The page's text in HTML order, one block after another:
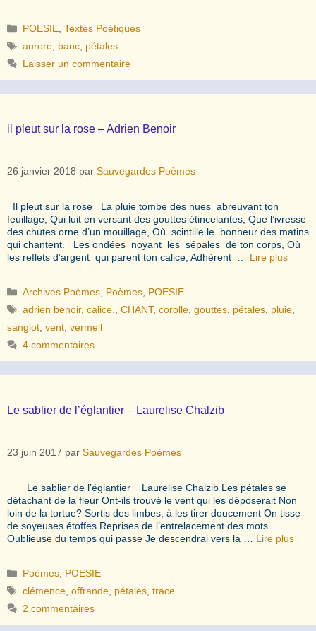
Catégories
POESIE ,Textes Poétiques
Étiquettes
aurore banc pétales
Laisser un commentaire
il pleut sur la rose – Adrien Benoir
26 janvier 2018 par Sauvegardes Poèmes
Il pleut sur la rose La pluie tombe des nues abreuvant ton
feuillage, Qui luit en versant des gouttes étincelantes, Que l’ivresse
des chutes orne d’un mouillage, Où scintille le bonheur des matins
qui chantent. Les ondées noyant les sépales de ton corps, Où
les reflets d’argent qui parent ton calice, Adhèrent … Lire plus
Catégories
Archives Poèmes Poèmes POESIE
Étiquettes
adrien benoir,calice. ,CHANT,corolle ,gouttes pétales pluie
sanglot vent vermeil
4 commentaires
Le sablier de l’églantier – Laurelise Chalzib
23 juin 2017 par Sauvegardes Poèmes
Le sablier de l’églantier Laurelise Chalzib Les pétales se
détachant de la fleur Ont-ils trouvé le vent qui les déposerait Non
loin de la tortue? Sortis des limbes, à les tirer doucement On tisse
de soyeuses étoffes Reprises de l’entrelacement des mots
Oublieuse du temps qui passe Je descendrai vers la … Lire plus
Catégories
Poèmes POESIE
Étiquettes
clémence ,offrande pétales ,trace
2 commentaires